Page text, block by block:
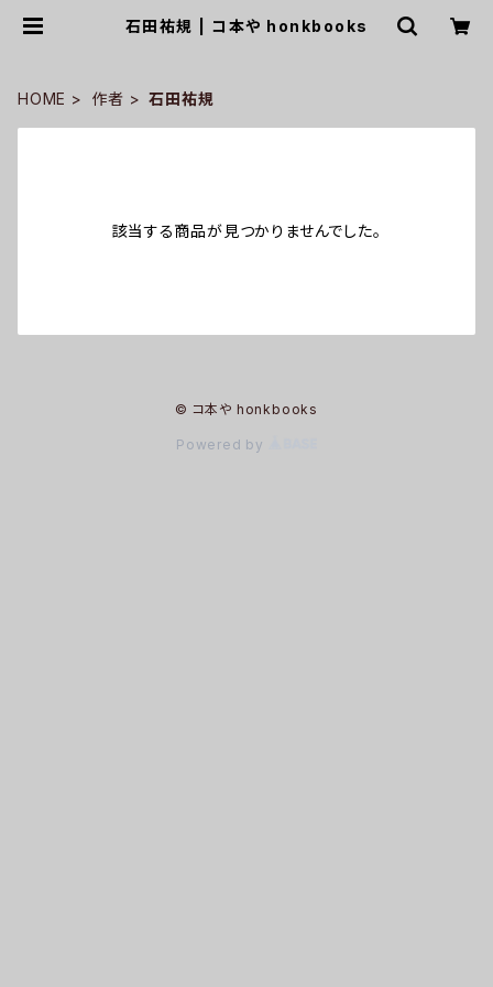
石田祐規 | コ本や honkbooks
HOME 作者 石田祐規
該当する商品が見つかりませんでした。
© コ本や honkbooks
Powered by